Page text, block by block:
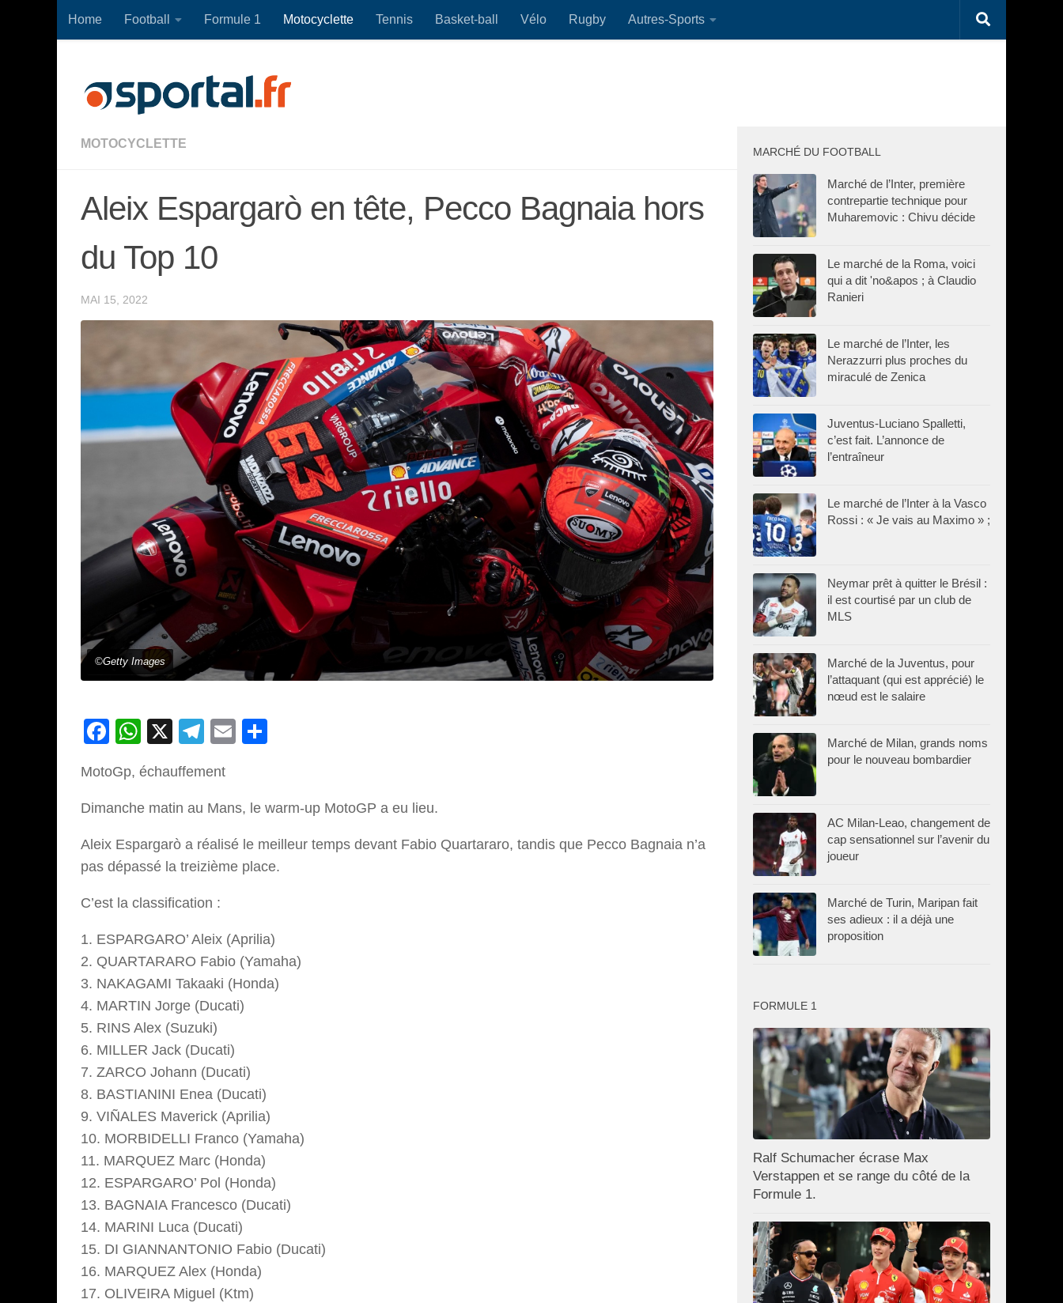
Skip to content
Home Football Formule 1 Motocyclette Tennis Basket-ball Vélo Rugby Autres-Sports
MOTOCYCLETTE
Aleix Espargarò en tête, Pecco Bagnaia hors
du Top 10
MAI 15, 2022
©Getty Images
Facebook
WhatsApp
X Telegram
Email
MotoGp, échauffement
Dimanche matin au Mans, le warm-up MotoGP a eu lieu.
Aleix Espargarò a réalisé le meilleur temps devant Fabio Quartararo, tandis que Pecco Bagnaia n’a
pas dépassé la treizième place.
C’est la classification :
1. ESPARGARO’ Aleix (Aprilia)
2. QUARTARARO Fabio (Yamaha)
3. NAKAGAMI Takaaki (Honda)
4. MARTIN Jorge (Ducati)
5. RINS Alex (Suzuki)
6. MILLER Jack (Ducati)
7. ZARCO Johann (Ducati)
8. BASTIANINI Enea (Ducati)
9. VIÑALES Maverick (Aprilia)
10. MORBIDELLI Franco (Yamaha)
11. MARQUEZ Marc (Honda)
12. ESPARGARO’ Pol (Honda)
13. BAGNAIA Francesco (Ducati)
14. MARINI Luca (Ducati)
15. DI GIANNANTONIO Fabio (Ducati)
16. MARQUEZ Alex (Honda)
17. OLIVEIRA Miguel (Ktm)
MARCHÉ DU FOOTBALL
Marché de l’Inter, première
contrepartie technique pour
Muharemovic : Chivu décide
Le marché de la Roma, voici
qui a dit 'no&apos ; à Claudio
Ranieri
Le marché de l’Inter, les
Nerazzurri plus proches du
miraculé de Zenica
Juventus-Luciano Spalletti,
c’est fait. L’annonce de
l’entraîneur
Le marché de l’Inter à la Vasco
Rossi : « Je vais au Maximo » ;
Neymar prêt à quitter le Brésil :
il est courtisé par un club de
MLS
Marché de la Juventus, pour
l’attaquant (qui est apprécié) le
nœud est le salaire
Marché de Milan, grands noms
pour le nouveau bombardier
AC Milan-Leao, changement de
cap sensationnel sur l’avenir du
joueur
Marché de Turin, Maripan fait
ses adieux : il a déjà une
proposition
FORMULE 1
Ralf Schumacher écrase Max
Verstappen et se range du côté de la
Formule 1.